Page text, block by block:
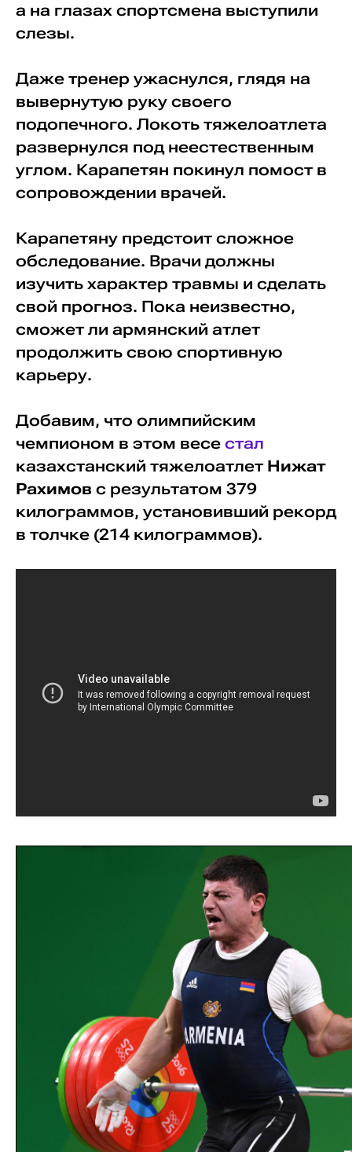
а на глазах спортсмена выступили
слезы.
Даже тренер ужаснулся, глядя на
вывернутую руку своего
подопечного. Локоть тяжелоатлета
развернулся под неестественным
углом. Карапетян покинул помост в
сопровождении врачей.
Карапетяну предстоит сложное
обследование. Врачи должны
изучить характер травмы и сделать
свой прогноз. Пока неизвестно,
сможет ли армянский атлет
продолжить свою спортивную
карьеру.
Добавим, что олимпийским
чемпионом в этом весе стал
казахстанский тяжелоатлет Нижат
Рахимов с результатом 379
килограммов, установивший рекорд
в толчке (214 килограммов).